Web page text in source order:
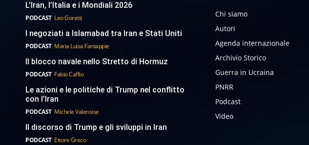
L’Iran, l’Italia e i Mondiali 2026
PODCAST Leo Goretti
I negoziati a Islamabad tra Iran e Stati Uniti
PODCAST Maria Luisa Fantappie
Il blocco navale nello Stretto di Hormuz
PODCAST Fabio Caffio
Le azioni e le politiche di Trump nel conflitto
con l’Iran
PODCAST Michele Valensise
Il discorso di Trump e gli sviluppi in Iran
PODCAST Ettore Greco
Chi siamo
Autori
Agenda internazionale
Archivio Storico
Guerra in Ucraina
PNRR
Podcast
Video